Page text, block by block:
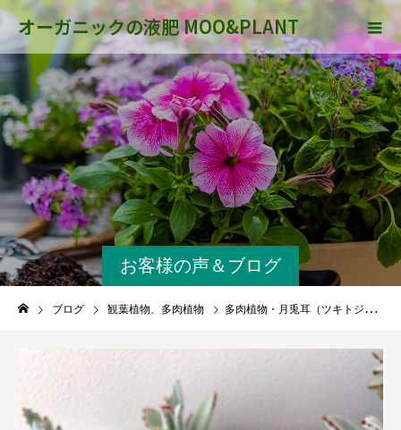
オーガニックの液肥 MOO&PLANT
お客様の声＆ブログ
ブログ 観葉植物、多肉植物 多肉植物・月兎耳（ツキトジ）の育て方②２０１５年〜２０２０年